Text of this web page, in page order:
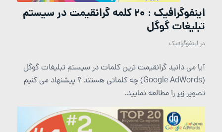
اینفوگرافیک : 20 کلمه گرانقیمت در سیستم
تبلیغات گوگل
دراینفوگرافیک
آیا می دانید گرانقیمت ترین کلمات در سیستم تبلیغات گوگل
(Google AdWords) چه کلماتی هستند ؟ پیشنهاد می کنیم
تصویر زیر را مطالعه نمایید.